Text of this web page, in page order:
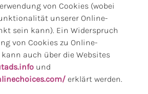
von Cookies (wobei
unserer Online-
sein kann). Ein Widerspruch
von Cookies zu Online-
auch über die Websites
und
erklärt werden.